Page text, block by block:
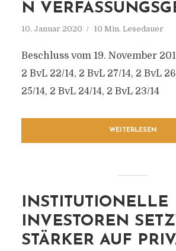
N
10. Januar 2020 10 Min. Lesedauer
Beschluss vom 19. November
2 BvL 22/14, 2 BvL 27/14, 2 BvL
25/14, 2 BvL 24/14, 2 BvL 23/14
WEITERLESEN
INSTITUTIONELLE
INVESTOREN
STÄRKER AUF